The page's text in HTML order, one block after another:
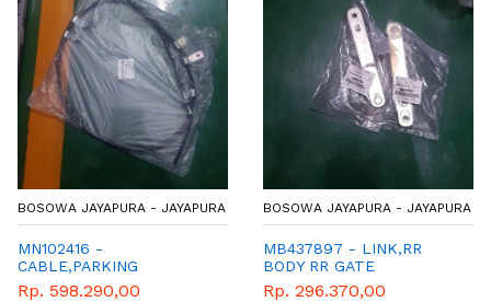
BOSOWA JAYAPURA - JAYAPURA
MN102416 -
CABLE,PARKING
BRAKE,RR LH
Rp. 598.290,00
BOSOWA JAYAPURA - JAYAPURA
MB437897 - LINK,RR
BODY RR GATE
Rp. 296.370,00